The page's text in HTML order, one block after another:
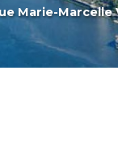
Marie-Marcelle